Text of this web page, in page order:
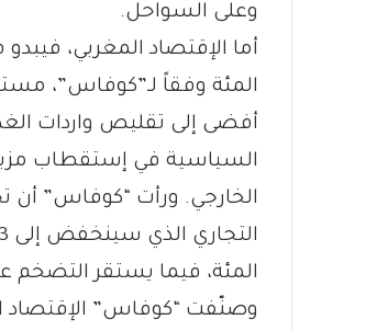
وعلى السواحل.
المئة وفقاً لـ”كوفاس”،
أفضى إلى تقليص واردات
السياسية في إستقطاب مزيد
الخارجي. ورأت “كوفاس” أن
المئة، فيما يستقر التضخم على 1.5 في المئة نهاية
وصنّفت “كوفاس” الإقتصاد